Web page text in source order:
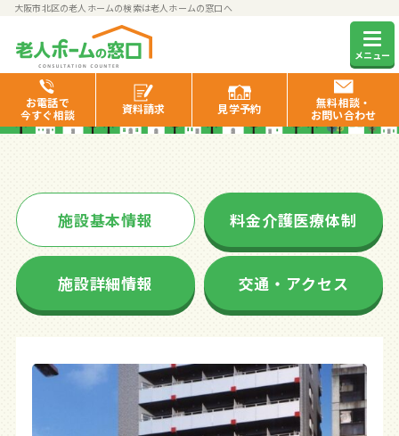
大阪市北区の老人ホームの検索は老人ホームの窓口へ
メニュー
お電話で
今すぐ相談
資料請求 見学予約
無料相談・
お問い合わせ
エトナ大川端
施設基本情報 料金介護医療体制
施設詳細情報 交通・アクセス